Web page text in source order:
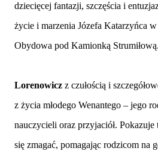
dziecięcej fantazji, szczęścia i
życie i marzenia Józefa Katarzyńca
Obydowa pod Kamionką Strumiłową.
Lorenowicz z czułością i
z życia młodego Wenantego – jego
nauczycieli oraz przyjaciół.
się zmagać, pomagając rodzicom na